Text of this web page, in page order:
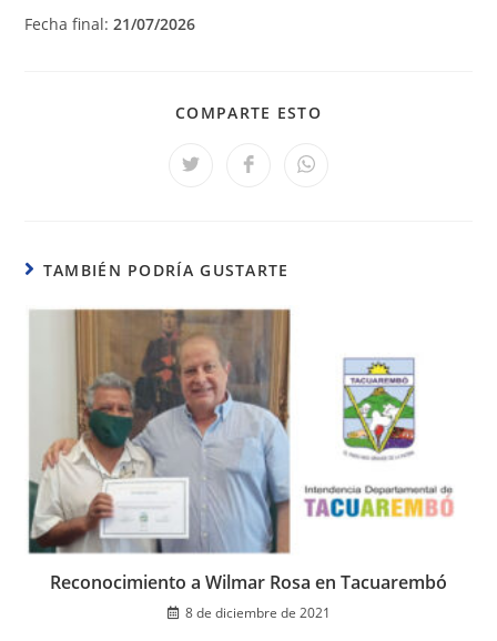
Fecha final:21/07/2026
COMPARTE ESTOCOMPARTIR
Se
Se Se
TAMBIÉN PODRÍA GUSTARTE
Reconocimiento a Wilmar Rosa en Tacuarembó
8 de diciembre de 2021